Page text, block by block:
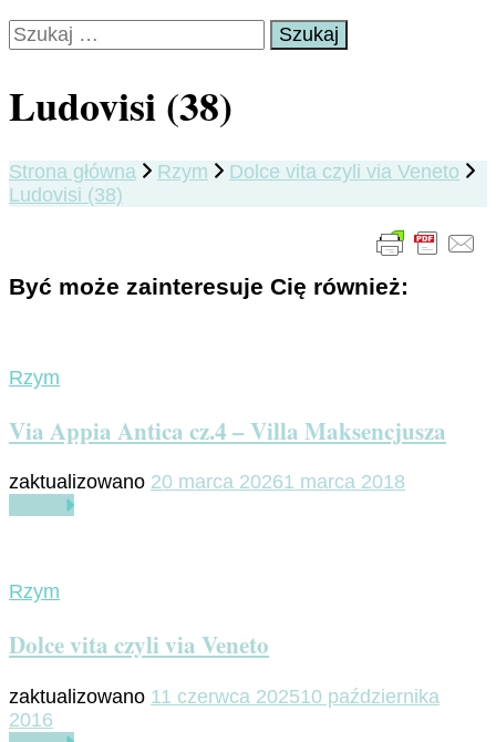
Szukaj:
Ludovisi (38)
Strona główna Rzym
Dolce vita czyli via Veneto
Ludovisi (38)
Być może zainteresuje Cię również:
Rzym
Via Appia Antica cz.4 – Villa Maksencjusza
zaktualizowano 20 marca 20261 marca 2018
Rzym
Dolce vita czyli via Veneto
zaktualizowano 11 czerwca 202510 października
2016